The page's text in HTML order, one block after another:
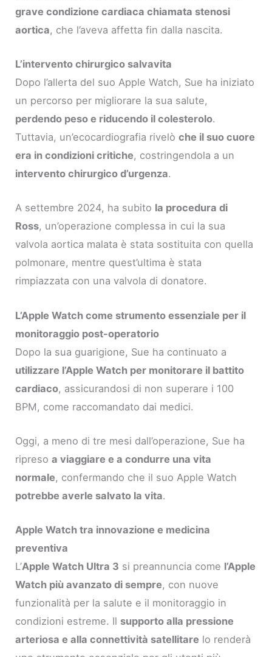
grave condizione cardiaca chiamata stenosi
aortica, che l’aveva affetta fin dalla nascita.
L’intervento chirurgico salvavita
Dopo l’allerta del suo Apple Watch, Sue ha iniziato
un percorso per migliorare la sua salute,
perdendo peso e riducendo il colesterolo.
Tuttavia, un’ecocardiografia rivelòche il suo cuore
era in condizioni critiche, costringendola a un
intervento chirurgico d’urgenza.
A settembre 2024, ha subito la procedura di
Ross, un’operazione complessa in cui la sua
valvola aortica malata è stata sostituita con quella
polmonare, mentre quest’ultima è stata
rimpiazzata con una valvola di donatore.
L’Apple Watch come strumento essenziale per il
monitoraggio post-operatorio
Dopo la sua guarigione, Sue ha continuato a
utilizzare l’Apple Watch per monitorare il battito
cardiaco, assicurandosi di non superare i 100
BPM, come raccomandato dai medici.
Oggi, a meno di tre mesi dall’operazione, Sue ha
ripresoa viaggiare e a condurre una vita
normale, confermando che il suo Apple Watch
potrebbe averle salvato la vita.
Apple Watch tra innovazione e medicina
preventiva
L’Apple Watch Ultra 3 si preannuncia come l’Apple
Watch più avanzato di sempre, con nuove
funzionalità per la salute e il monitoraggio in
condizioni estreme. Il supporto alla pressione
arteriosa e alla connettività satellitare lo renderà